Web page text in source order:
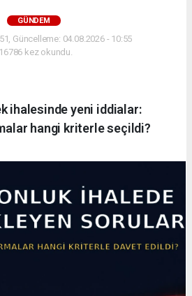
GÜNDEM
Güncelleme: 04.08.2026 - 10:55
16786 kez okundu.
ihalesinde yeni iddialar:
hangi kriterle seçildi?